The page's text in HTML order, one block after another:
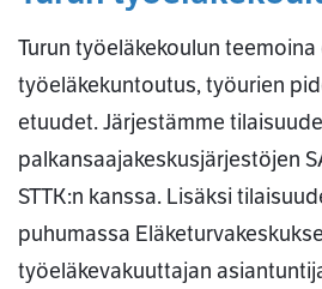
Turun työeläkekoulun teemoina
työeläkekuntoutus, työurien
etuudet. Järjestämme
palkansaajakeskusjärjestöjen
STTK:n kanssa. Lisäksi
puhumassa
työeläkevakuuttajan